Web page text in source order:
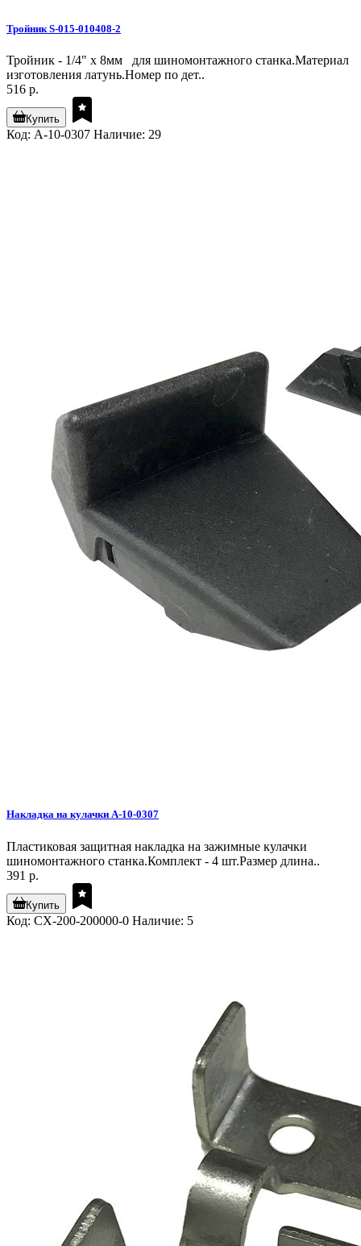
Тройник S-015-010408-2
Тройник - 1/4" х 8мм для шиномонтажного станка.Материал
изготовления латунь.Номер по дет..
516 р.
Купить
Код: A-10-0307 Наличие: 29
Накладка на кулачки A-10-0307
Пластиковая защитная накладка на зажимные кулачки
шиномонтажного станка.Комплект - 4 шт.Размер длина..
391 р.
Купить
Код: CX-200-200000-0 Наличие: 5